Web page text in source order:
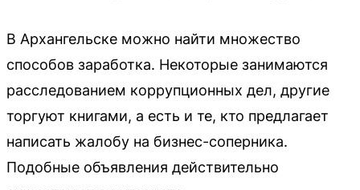
В Архангельске можно найти множество
способов заработка. Некоторые занимаются
расследованием коррупционных дел, другие
торгуют книгами, а есть и те, кто предлагает
написать жалобу на бизнес-соперника.
Подобные объявления действительно